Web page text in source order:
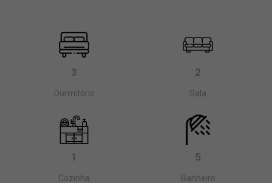
3
Dormitório
2
Sala
1
Cozinha
5
Banheiro